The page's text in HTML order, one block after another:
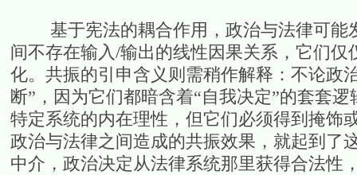
基于宪法的耦合作用，政治与法律可能
间不存在输入/输出的线性因果关系，它们仅
化。共振的引申含义则需稍作解释：不论政
断”，因为它们都暗含着“自我决定”的套套
特定系统的内在理性，但它们必须得到掩饰
政治与法律之间造成的共振效果，就起到
中介，政治决定从法律系统那里获得合法性